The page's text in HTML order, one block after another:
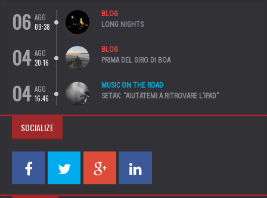
06 AGO
09:38
BLOG
LONG NIGHTS
04 AGO
20:16
BLOG
PRIMA DEL GIRO DI BOA
04 AGO
16:46
MUSIC ON THE ROAD
SETAK: “AIUTATEMI A RITROVARE L’IPAD”
SOCIALIZE